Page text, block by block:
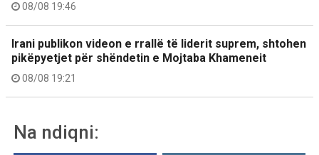
08/08 19:46
Irani publikon videon e rrallë të liderit suprem, shtohen
pikëpyetjet për shëndetin e Mojtaba Khameneit
08/08 19:21
Na ndiqni: